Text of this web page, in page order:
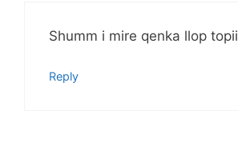
Shumm i mire qenka llop topii
Reply